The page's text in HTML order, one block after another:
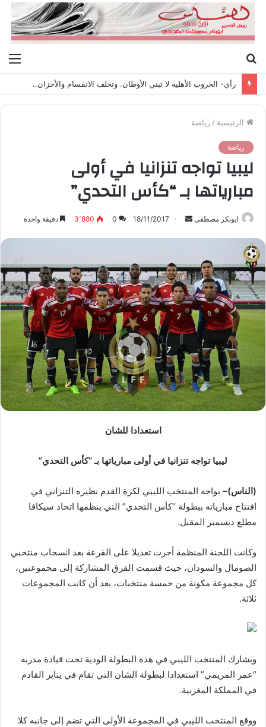
عن
رأي- الحروب الأهلية لا تبني الأوطان. وتخلف الانقسام والأحزان..
الرئيسية / رياضة
رياضة
ليبيا تواجه تنزانيا في أولى
مبارياتها بـ “كأس التحدي”
ابوبكر مصطفى
ب
ر
ي
د
ا
ل
ك
ت
ر
ا
18/11/2017
0 3٬880 دقيقة واحدة
استعدادا للشان
ليبيا تواجه تنزانيا في أولى مبارياتها بـ “كأس التحدي”
(الناس)– يواجه المنتخب الليبي لكرة القدم نظيره التنزاني في
افتتاح مبارياته ببطولة “كأس التحدي” التي ينظمها اتحاد سيكافا
مطلع ديسمبر المقبل.
وكانت اللجنة المنظمة أجرت تعديلا على القرعة بعد انسحاب منتخبي
الصومال والسودان، حيث قسمت الفرق المشاركة إلى مجموعتين،
كل مجموعة مكونة من خمسة منتخبات، بعد أن كانت المجموعات
ثلاثة.
ويشارك المنتخب الليبي في هذه البطولة الودية تحت قيادة مدربه
“عمر المريمي” استعدادا لبطولة الشان التي تقام في يناير القادم
في المملكة المغربية.
ووقع المنتخب الليبي في المجموعة الأولى التي تضم إلى جانبه كلا